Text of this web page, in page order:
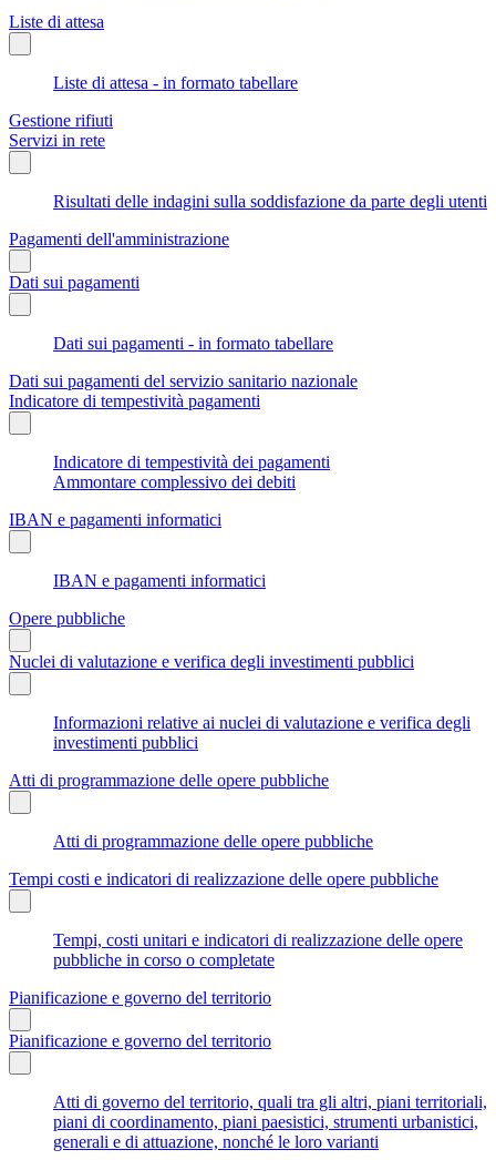
Liste di attesa
Liste di attesa - in formato tabellare
Gestione rifiuti
Servizi in rete
Risultati delle indagini sulla soddisfazione da parte degli utenti
Pagamenti dell'amministrazione
Dati sui pagamenti
Dati sui pagamenti - in formato tabellare
Dati sui pagamenti del servizio sanitario nazionale
Indicatore di tempestività pagamenti
Indicatore di tempestività dei pagamenti
Ammontare complessivo dei debiti
IBAN e pagamenti informatici
IBAN e pagamenti informatici
Opere pubbliche
Nuclei di valutazione e verifica degli investimenti pubblici
Informazioni relative ai nuclei di valutazione e verifica degli
investimenti pubblici
Atti di programmazione delle opere pubbliche
Atti di programmazione delle opere pubbliche
Tempi costi e indicatori di realizzazione delle opere pubbliche
Tempi, costi unitari e indicatori di realizzazione delle opere
pubbliche in corso o completate
Pianificazione e governo del territorio
Pianificazione e governo del territorio
Atti di governo del territorio, quali tra gli altri, piani territoriali,
piani di coordinamento, piani paesistici, strumenti urbanistici,
generali e di attuazione, nonché le loro varianti